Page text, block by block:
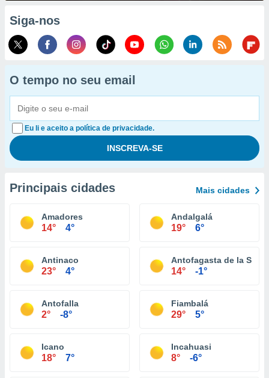
Siga-nos
O tempo no seu email
Eu li e aceito a política de privacidade.
Principais cidades Mais cidades
Amadores
14° 4°
Andalgalá
19° 6°
Antinaco
23° 4°
Antofagasta de la Sierra
14° -1°
Antofalla
2° -8°
Fiambalá
29° 5°
Icano
18° 7°
Incahuasi
8° -6°